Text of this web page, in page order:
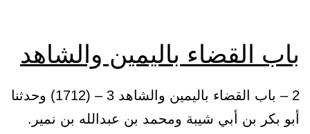
باب القضاء باليمين والشاهد
2 – باب القضاء باليمين والشاهد 3 – (1712) وحدثنا
أبو بكر بن أبي شيبة ومحمد بن عبدالله بن نمير.